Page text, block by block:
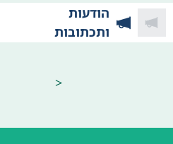
הודעות
ותכתובות
<